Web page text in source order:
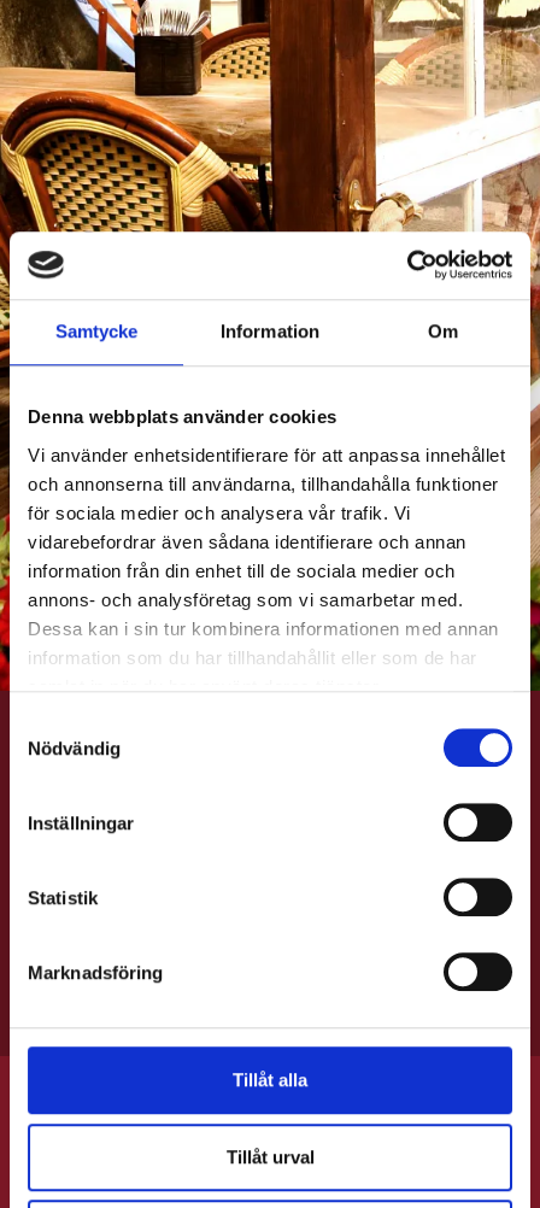
Samtycke Information Om
Denna webbplats använder cookies
Vi använder enhetsidentifierare för att anpassa innehållet
och annonserna till användarna, tillhandahålla funktioner
för sociala medier och analysera vår trafik. Vi
vidarebefordrar även sådana identifierare och annan
information från din enhet till de sociala medier och
annons- och analysföretag som vi samarbetar med.
Dessa kan i sin tur kombinera informationen med annan
information som du har tillhandahållit eller som de har
Nödvändig
Inställningar
Statistik
Marknadsföring
Tillåt alla
Tillåt urval
Ibland har vi större evenemang
här bland berg, trappor och blomster.
Vi tar tyvärr inga bokningar på uteserveringen.